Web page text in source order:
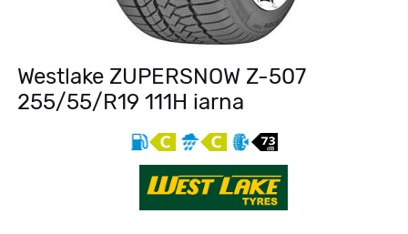
Westlake ZUPERSNOW Z-507
255/55/R19 111H iarna